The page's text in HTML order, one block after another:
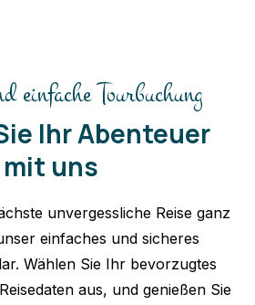
einfache Tourbuchung
Ihr Abenteuer
mit uns
unvergessliche Reise ganz
einfaches und sicheres
Wählen Sie Ihr bevorzugtes
aus, und genießen Sie